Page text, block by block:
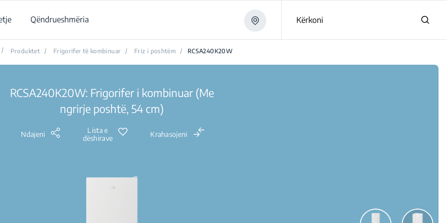
Qëndrueshmëria Kërkoni
/ Produktet / Frigorifer të kombinuar / Friz i poshtëm / RCSA240K20W
RCSA240K20W: Frigorifer i kombinuar (Me
ngrirje poshtë, 54 cm)
Ndajeni
Lista e
dëshirave
Krahasojeni